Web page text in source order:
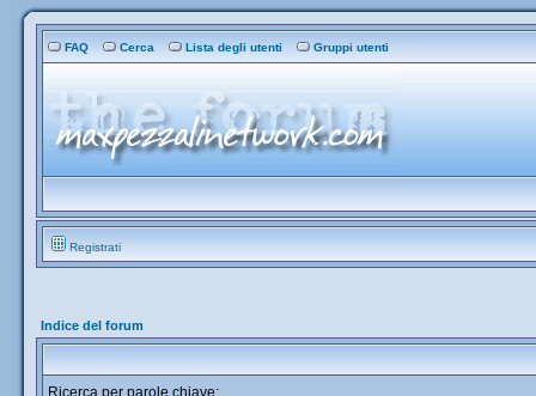
FAQ Cerca Lista degli utenti Gruppi utenti
Registrati
Indice del forum
Ricerca per parole chiave: